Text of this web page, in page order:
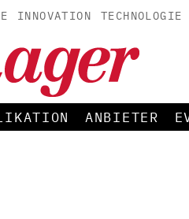
INNOVATION TECHNOLOGIE
ANBIETER